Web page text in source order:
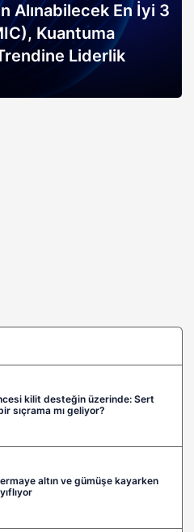
Alınabilecek En İyi 3
Kuantuma
Liderlik
kilit desteğin üzerinde: Sert
sıçrama mı geliyor?
altın ve gümüşe kayarken